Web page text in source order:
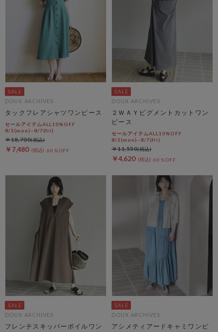
DOUX ARCHIVES
タックフレアシャツワンピース
セールアイテムALL10%OFF
8/3(mon)~8/7(fri)
￥7,480 60％OFF
￥18,700
DOUX ARCHIVES
２ＷＡＹピグメントカットワン
ピース
セールアイテムALL10%OFF
8/3(mon)~8/7(fri)
￥4,620 60％OFF
￥11,550
DOUX ARCHIVES
フレンチスキッパーボイルワン
DOUX ARCHIVES
アシメティアードキャミワンピ